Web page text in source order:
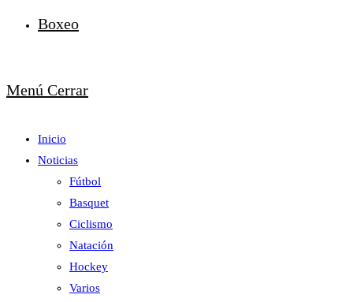
Boxeo
Menú Cerrar
Inicio
Noticias
Fútbol
Basquet
Ciclismo
Natación
Hockey
Varios